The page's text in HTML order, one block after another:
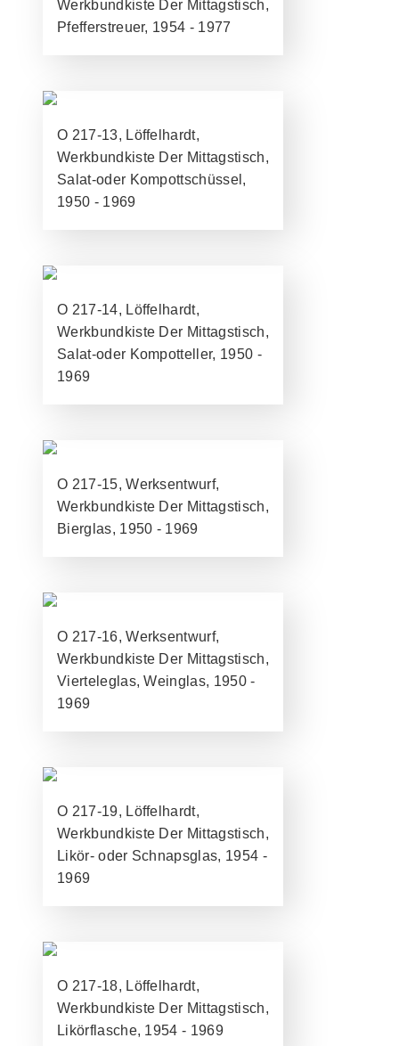
Werkbundkiste Der Mittagstisch,
Pfefferstreuer, 1954 - 1977
O 217-13, Löffelhardt,
Werkbundkiste Der Mittagstisch,
Salat-oder Kompottschüssel,
1950 - 1969
O 217-14, Löffelhardt,
Werkbundkiste Der Mittagstisch,
Salat-oder Kompotteller, 1950 -
1969
O 217-15, Werksentwurf,
Werkbundkiste Der Mittagstisch,
Bierglas, 1950 - 1969
O 217-16, Werksentwurf,
Werkbundkiste Der Mittagstisch,
Vierteleglas, Weinglas, 1950 -
1969
O 217-19, Löffelhardt,
Werkbundkiste Der Mittagstisch,
Likör- oder Schnapsglas, 1954 -
1969
O 217-18, Löffelhardt,
Werkbundkiste Der Mittagstisch,
Likörflasche, 1954 - 1969